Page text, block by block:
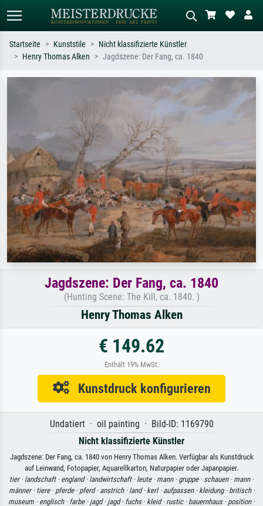
Hokusai, Akt.
Beschreiben Sie die Szene – z.B. Grüne
Wiese, Abstrakt mit viel Rot, Dunkles
Ölgemälde, Stehender Akt neben einem
Startseite Kunststile
Nicht klassifizierte Künstler
Henry Thomas Alken
Jagdszene: Der Fang, ca. 1840
Jagdszene: Der Fang, ca. 1840
(Hunting Scene: The Kill, ca. 1840. )
Henry Thomas Alken
€ 149.62
Enthält 19% MwSt.
Kunstdruck konfigurieren
Undatiert · oil painting · Bild-ID: 1169790
Nicht klassifizierte Künstler
Jagdszene: Der Fang, ca. 1840 von Henry Thomas Alken. Verfügbar als Kunstdruck
auf Leinwand, Fotopapier, Aquarellkarton, Naturpapier oder Japanpapier.
tier · landschaft · england · landwirtschaft · leute · mann · gruppe · schauen · mann ·
männer · tiere · pferde · pferd · anstrich · land · kerl · aufpassen · kleidung · britisch ·
museum · englisch · farbe · jagd · jagd · fuchs · kleid · rustic · bauernhaus · position ·